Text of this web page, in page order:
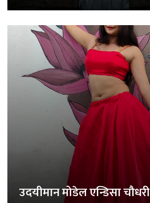
उदयीमान मोडेल एन्डिसा चौधरी